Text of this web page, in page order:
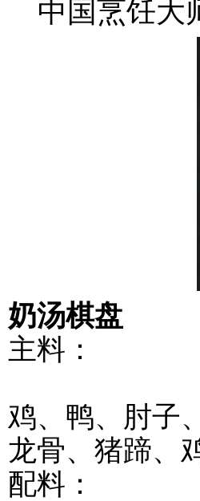
中国烹饪大
奶汤棋盘
主料：
鸡、鸭、肘子
龙骨、猪蹄、
配料：